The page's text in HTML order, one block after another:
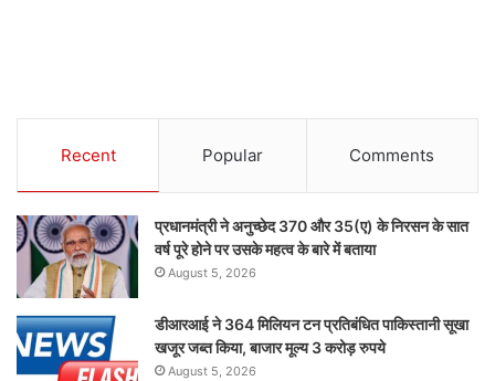
Recent Popular Comments
प्रधानमंत्री ने अनुच्छेद 370 और 35(ए) के निरसन के सात
वर्ष पूरे होने पर उसके महत्व के बारे में बताया
August 5, 2026
डीआरआई ने 364 मिलियन टन प्रतिबंधित पाकिस्तानी सूखा
खजूर जब्त किया, बाजार मूल्य 3 करोड़ रुपये
August 5, 2026